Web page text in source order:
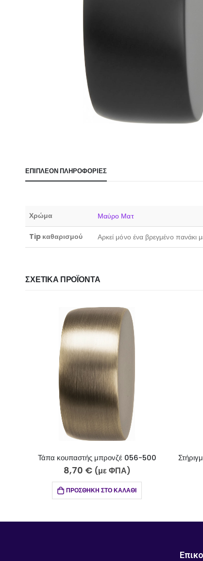
ΕΠΙΠΛΈΟΝ ΠΛΗΡΟΦΟΡΊΕΣ
Χρώμα Μαύρο Ματ
Tip καθαρισμού Αρκεί μόνο ένα βρεγμένο πανάκι
ΣΧΕΤΙΚΆ ΠΡΟΪΌΝΤΑ
19,25€(με ΦΠΑ)
ΠΡΟΣΘΉΚΗ ΣΤΟ ΚΑΛΆΘΙ